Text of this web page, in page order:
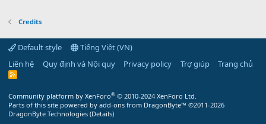
Credits
Default style
Tiếng Việt (VN)
Liên hệ
Quy định và Nội quy Privacy policy Trợ giúp Trang chủ
R
Community platform by XenForo® © 2010-2024 XenForo Ltd.
Parts of this site powered by add-ons from DragonByte™ ©2011-2026
DragonByte Technologies (Details)